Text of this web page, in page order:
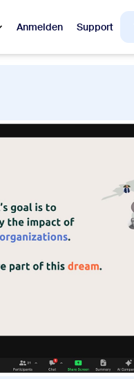
Anmelden Support
Canvas